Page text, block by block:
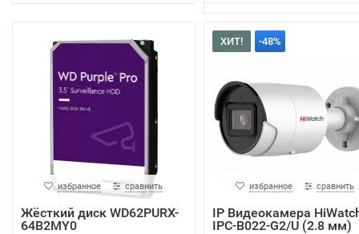
избранное сравнить
Жёсткий диск WD62PURX-
64B2MY0
ХИТ! -48%
избранное сравнить
IP Видеокамера
IPC-B022-G2/U (2.8 мм)